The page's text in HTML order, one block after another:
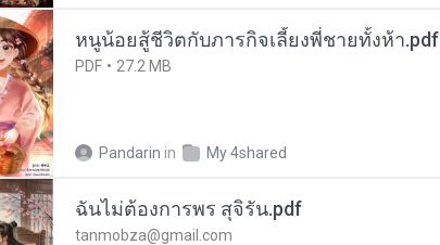
หนูน้อยสู้ชีวิตกับภารกิจเลี้ยงพี่ชายทั้งห้า.pdf
PDF 27.2 MB
Pandarin in My 4shared
ฉันไม่ต้องการพร สุจิรัน.pdf
tanmobza@gmail.com